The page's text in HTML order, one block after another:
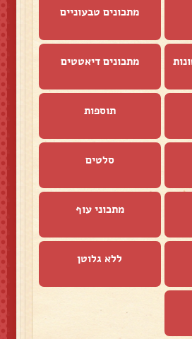
מתכונים טבעוניים
מתכונים דיאטטים
תוספות
סלטים
מתכוני עוף
ללא גלוטן